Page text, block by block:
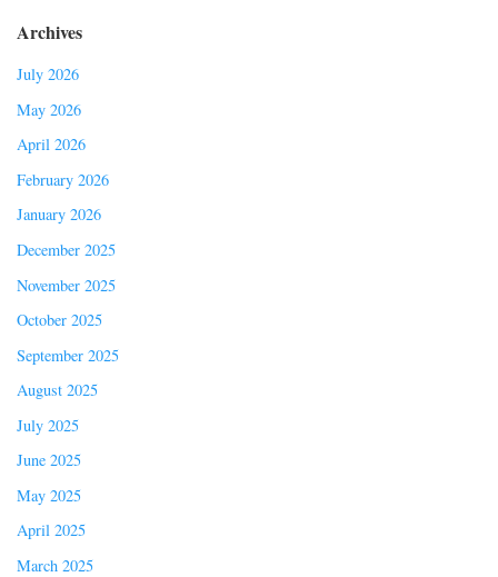
Archives
July 2026
May 2026
April 2026
February 2026
January 2026
December 2025
November 2025
October 2025
September 2025
August 2025
July 2025
June 2025
May 2025
April 2025
March 2025